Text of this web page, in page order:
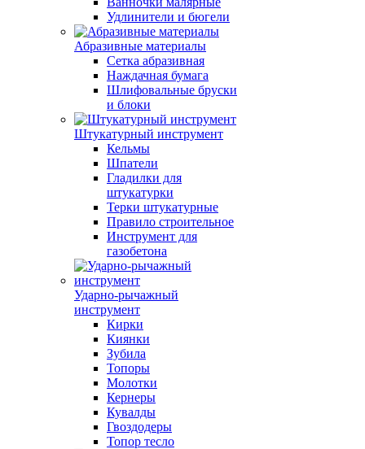
Удлинители и бюгели
Абразивные материалы
Сетка абразивная
Наждачная бумага
Шлифовальные бруски
и блоки
Штукатурный инструмент
Кельмы
Шпатели
Гладилки для
штукатурки
Терки штукатурные
Правило строительное
Инструмент для
газобетона
Ударно-рычажный
инструмент
Кирки
Киянки
Зубила
Топоры
Молотки
Кернеры
Кувалды
Гвоздодеры
Топор тесло